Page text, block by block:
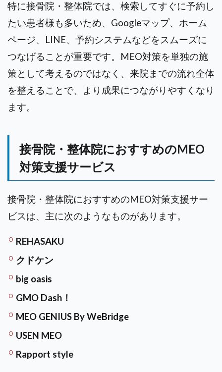
特に接骨院・整体院では、検索してすぐに予約し
たい患者様も多いため、Googleマップ、ホーム
ページ、LINE、予約システムなどをスムーズに
つなげることが重要です。MEO対策を単独の施
策として考えるのではなく、来院までの流れ全体
を整えることで、より成果につながりやすくなり
ます。
接骨院・整体院におすすめのMEO
対策支援サービス
接骨院・整体院におすすめのMEO対策支援サー
ビスは、主に次のようなものがあります。
REHASAKU
クドケン
big oasis
GMO Dash！
MEO GENIUS By WeBridge
USEN MEO
Rapport style